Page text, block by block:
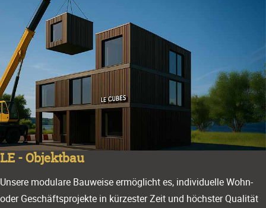
LE - Objektbau
Unsere modulare Bauweise ermöglicht es, individuelle Wohn-
oder Geschäftsprojekte in kürzester Zeit und höchster Qualität